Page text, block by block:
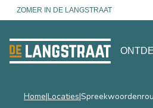
ZOMER IN DE LANGSTRAAT
Home Locaties